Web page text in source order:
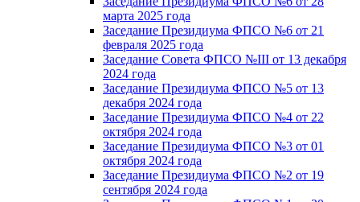
марта 2025 года
Заседание Президиума ФПСО №6 от 21
февраля 2025 года
Заседание Совета ФПСО №III от 13 декабря
2024 года
Заседание Президиума ФПСО №5 от 13
декабря 2024 года
Заседание Президиума ФПСО №4 от 22
октября 2024 года
Заседание Президиума ФПСО №3 от 01
октября 2024 года
Заседание Президиума ФПСО №2 от 19
сентября 2024 года